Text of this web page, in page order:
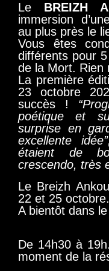
Le BREIZH
immersion
au plus près le
Vous êtes
différents pour
de la Mort. Rien
La première
23 octobre
succès !
poétique et
surprise en
excellente
étaient de
crescendo, très
Le Breizh
22 et 25 octobre.
A bientôt dans
De 14h30 à
moment de la